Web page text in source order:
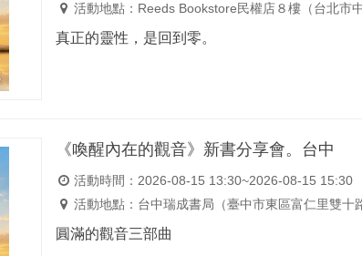
活動地點：Reeds Bookstore民權店８樓（台北市
真正的靈性，是回到零。
《喚醒內在的觀音》新書分享會。台中
活動時間：2026-08-15 13:30~2026-08-15 15:30
活動地點：台中瑞成書局（臺中市東區富仁里雙十
圓滿的觀音三部曲